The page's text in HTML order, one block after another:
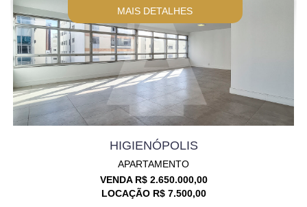
MAIS DETALHES
HIGIENÓPOLIS
APARTAMENTO
VENDA R$ 2.650.000,00
LOCAÇÃO R$ 7.500,00